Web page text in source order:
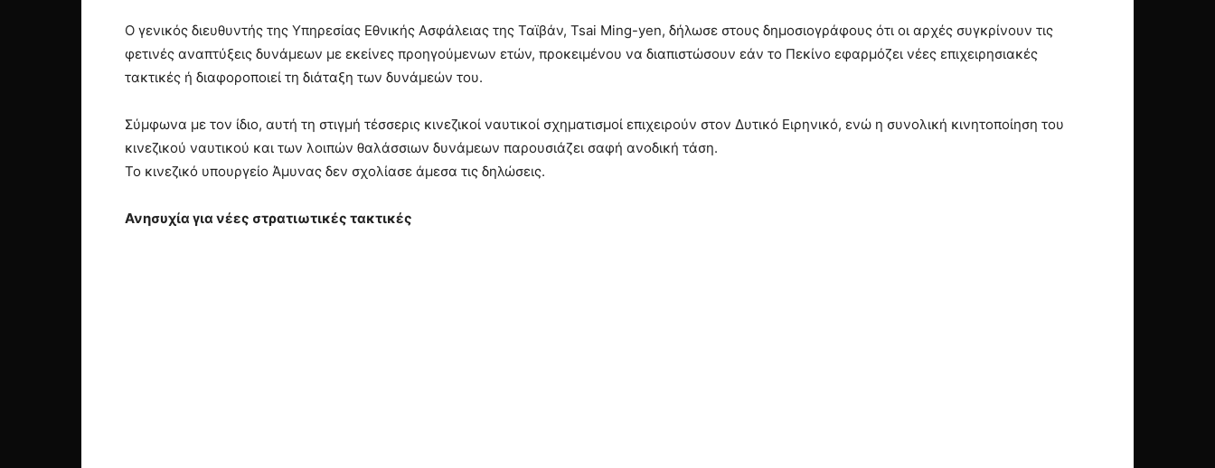
Ο γενικός διευθυντής της Υπηρεσίας Εθνικής Ασφάλειας της Ταϊβάν, Tsai Ming-yen, δήλωσε στους δημοσιογράφους ότι οι αρχές συγκρίνουν τις
φετινές αναπτύξεις δυνάμεων με εκείνες προηγούμενων ετών, προκειμένου να διαπιστώσουν εάν το Πεκίνο εφαρμόζει νέες επιχειρησιακές
τακτικές ή διαφοροποιεί τη διάταξη των δυνάμεών του.
Σύμφωνα με τον ίδιο, αυτή τη στιγμή τέσσερις κινεζικοί ναυτικοί σχηματισμοί επιχειρούν στον Δυτικό Ειρηνικό, ενώ η συνολική κινητοποίηση του
κινεζικού ναυτικού και των λοιπών θαλάσσιων δυνάμεων παρουσιάζει σαφή ανοδική τάση.
Το κινεζικό υπουργείο Άμυνας δεν σχολίασε άμεσα τις δηλώσεις.
Ανησυχία για νέες στρατιωτικές τακτικές